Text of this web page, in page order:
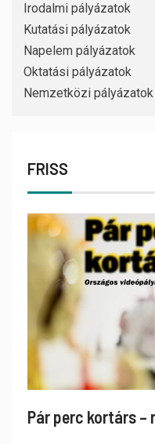
Irodalmi pályázatok
Kutatási pályázatok
Napelem pályázatok
Oktatási pályázatok
Nemzetközi pályázatok
FRISS
Pár perc kortárs